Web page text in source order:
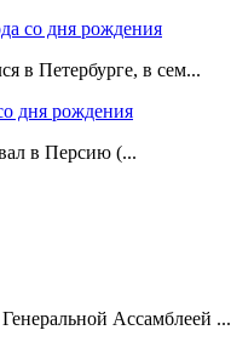
со дня рождения
в Петербурге, в сем...
дня рождения
в Персию (...
Ассамблеей ...